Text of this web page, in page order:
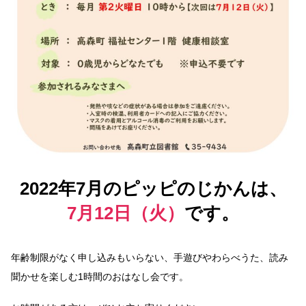
2022年7月のピッピのじかんは、
7月12日（火） です。
年齢制限がなく申し込みもいらない、手遊びやわらべうた、読み
聞かせを楽しむ1時間のおはなし会です。